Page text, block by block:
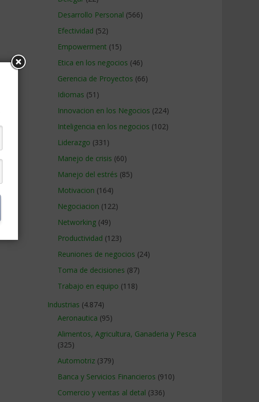
Desarrollo Personal (566)
Efectividad (52)
Empowerment (15)
Etica en los negocios (46)
Gerencia de Proyectos (66)
Idiomas (51)
Innovacion en los Negocios (224)
Inteligencia en los negocios (102)
Liderazgo (331)
Manejo de crisis (60)
Manejo del estrés (85)
Motivacion (164)
Negociacion (122)
Networking (49)
Productividad (123)
Reuniones de negocios (24)
Toma de decisiones (87)
Trabajo en equipo (118)
Industrias (4.874)
Aeronautica (95)
Alimentos, Agricultura, Ganaderia y Pesca
(325)
Automotriz (379)
Banca y Servicios Financieros (910)
Comercio y ventas al detal (336)